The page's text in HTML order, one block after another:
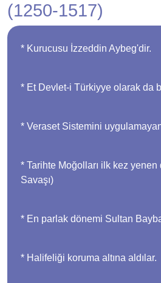
(1250-1517)
* Kurucusu İzzeddin Aybeg'dir.
* Et Devlet-i Türkiyye olarak da
* Veraset Sistemini
* Tarihte Moğolları ilk kez
Savaşı)
* En parlak dönemi Sultan
* Halifeliği koruma altına aldılar.